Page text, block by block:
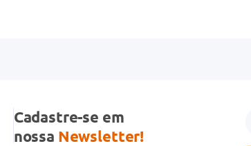
de 1 a 5 estrelas
Cadastre-se em
nossa Newsletter!